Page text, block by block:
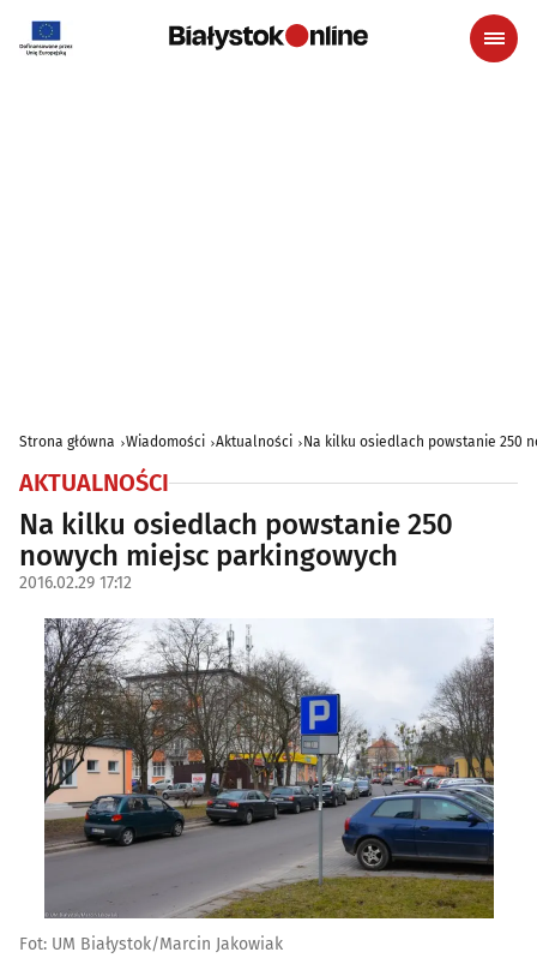
Strona główna Wiadomości Aktualności Na kilku osiedlach powstanie 250
AKTUALNOŚCI
Na kilku osiedlach powstanie 250
nowych miejsc parkingowych
2016.02.29 17:12
Fot: UM Białystok/Marcin Jakowiak